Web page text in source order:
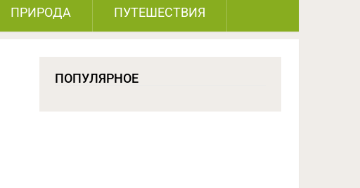
ПРИРОДА ПУТЕШЕСТВИЯ
ПОПУЛЯРНОЕ